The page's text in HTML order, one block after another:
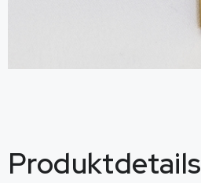
Produktdetails